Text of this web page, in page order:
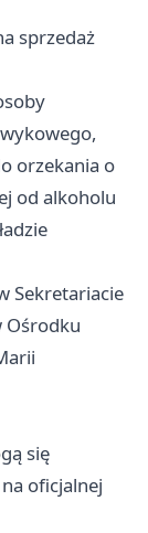
sprzedaż
orzekania o
od alkoholu
Sekretariacie
Ośrodku
się
oficjalnej